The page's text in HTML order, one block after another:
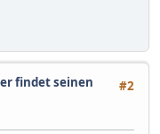
#2
findet seinen